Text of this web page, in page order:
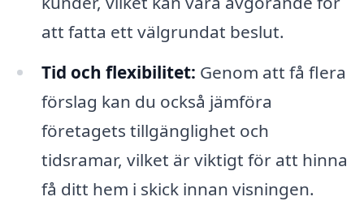
att fatta ett välgrundat beslut.
Tid och flexibilitet: Genom att få flera
förslag kan du också jämföra
företagets tillgänglighet och
tidsramar, vilket är viktigt för att hinna
få ditt hem i skick innan visningen.